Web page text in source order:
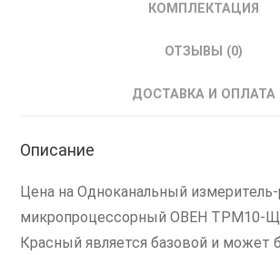
КОМПЛЕКТАЦИЯ
ОТЗЫВЫ (0)
ДОСТАВКА И ОПЛАТА
Описание
Цена на Одноканальный измеритель-
микропроцессорный ОВЕН ТРМ10-
Красный является базовой и может